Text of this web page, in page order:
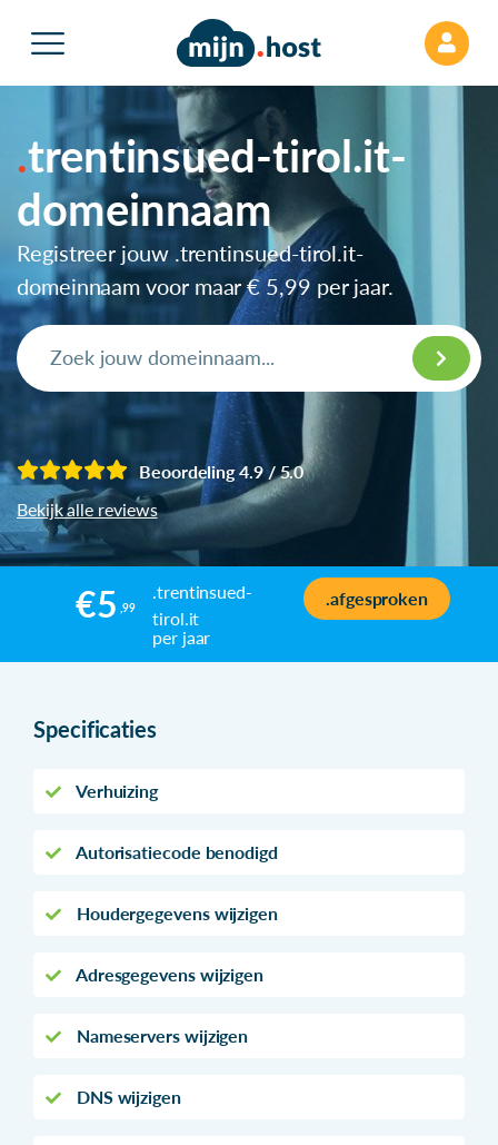
trentinsued-tirol.it-
domeinnaam
Registreer jouw .trentinsued-tirol.it-
domeinnaam voor maar€ 5,99 per jaar.
Beoordeling 4.9 / 5.0
Bekijk alle reviews
€5 ,99
.trentinsued-
tirol.it
per jaar
.afgesproken
Specificaties
Verhuizing
Autorisatiecode benodigd
Houdergegevens wijzigen
Adresgegevens wijzigen
Nameservers wijzigen
DNS wijzigen